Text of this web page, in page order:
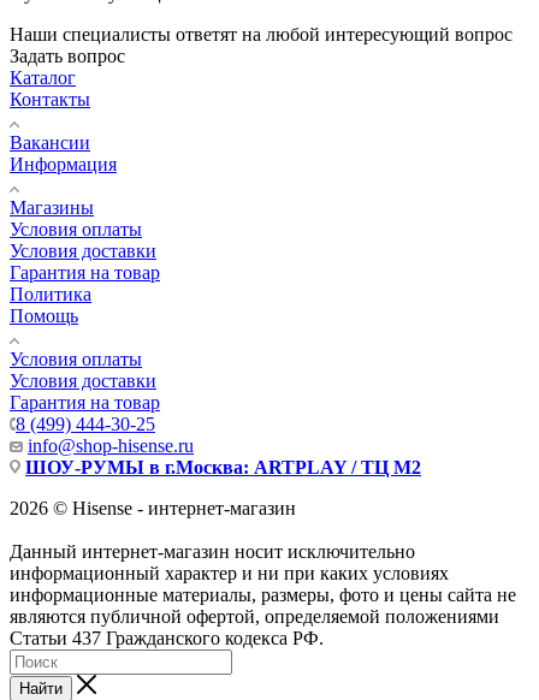
Наши специалисты ответят на любой интересующий вопрос
Задать вопрос
Каталог
Контакты
Вакансии
Информация
Магазины
Условия оплаты
Условия доставки
Гарантия на товар
Политика
Помощь
Условия оплаты
Условия доставки
Гарантия на товар
8 (499) 444-30-25
info@shop-hisense.ru
ШОУ-РУМЫ в г.Москва: ARTPLAY / ТЦ М2
2026 © Hisense - интернет-магазин
Данный интернет-магазин носит исключительно
информационный характер и ни при каких условиях
информационные материалы, размеры, фото и цены сайта не
являются публичной офертой, определяемой положениями
Статьи 437 Гражданского кодекса РФ.
Найти